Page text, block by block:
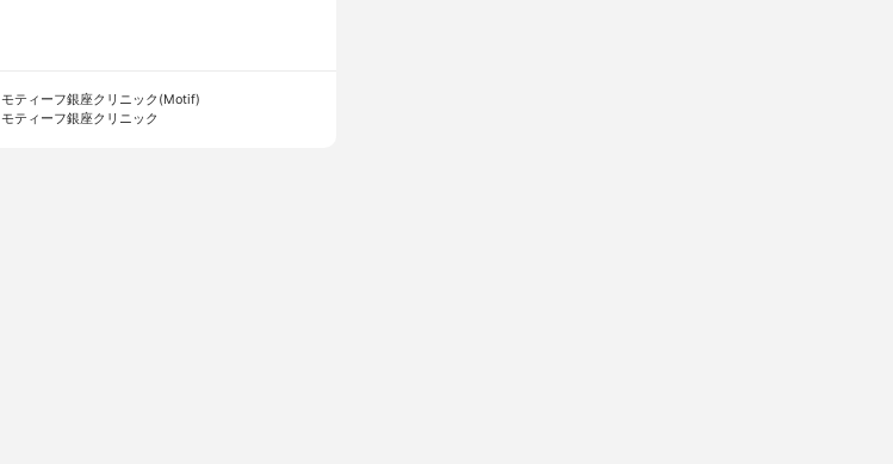
モティーフ銀座クリニック(Motif)
モティーフ銀座クリニック